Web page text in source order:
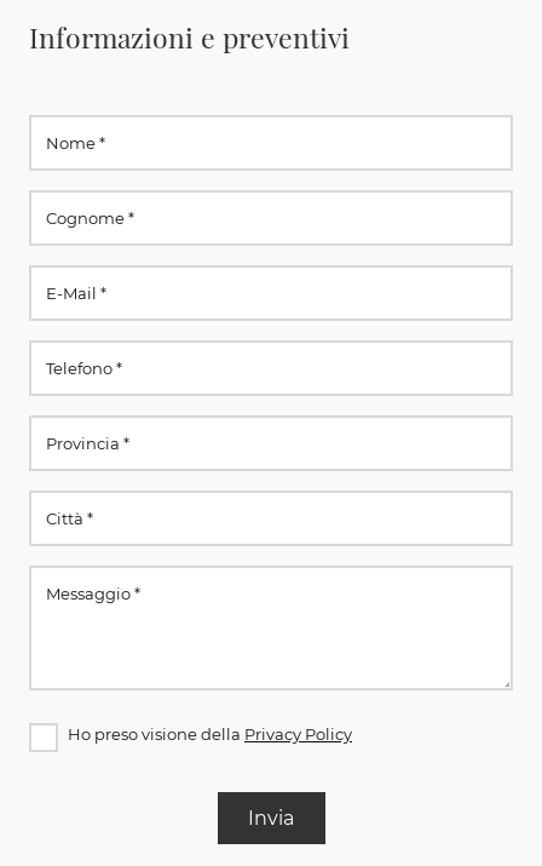
Informazioni e preventivi
Ho preso visione della Privacy Policy
Invia